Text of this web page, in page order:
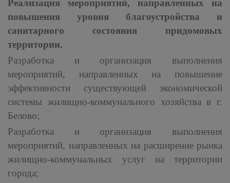
Реализация мероприятий, направленных на
повышения уровня благоустройства и
санитарного состояния придомовых
территории.
Разработка и организация выполнения
мероприятий, направленных на повышение
эффективности существующей экономической
системы жилищно-коммунального хозяйства в г.
Белово;
Разработка и организация выполнения
мероприятий, направленных на расширение рынка
жилищно-коммунальных услуг на территории
города;